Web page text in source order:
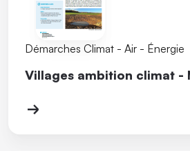
Démarches Climat - Air - Énergie
Villages ambition climat -